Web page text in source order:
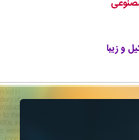
و زیبا